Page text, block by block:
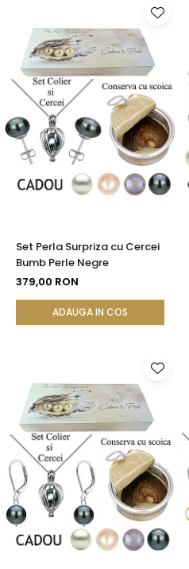
Set Perla Surpriza cu Cercei
Bumb Perle Negre
379,00 RON
ADAUGA IN COS